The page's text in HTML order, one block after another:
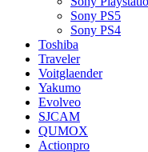
Sony PS5
Sony PS4
Toshiba
Traveler
Voitglaender
Yakumo
Evolveo
SJCAM
QUMOX
Actionpro